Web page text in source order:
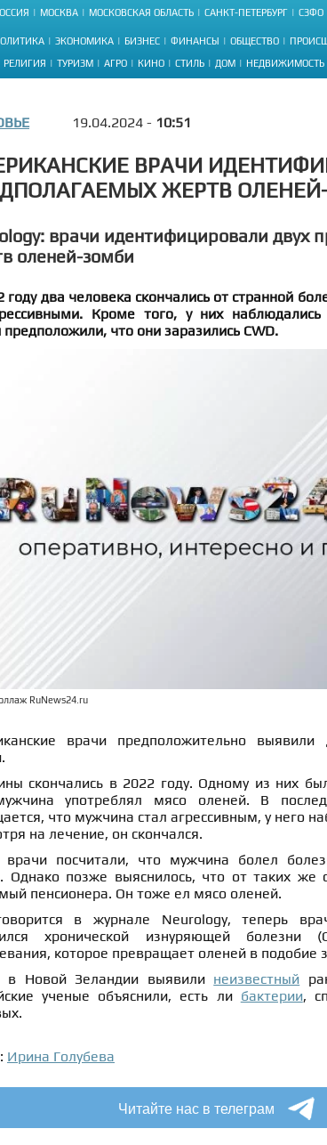
МОСКВА МОСКОВСКАЯ ОБЛАСТЬ САНКТ-ПЕТЕРБУРГ СЗФО
ЭКОНОМИКА БИЗНЕС ФИНАНСЫ ОБЩЕСТВО
РЕЛИГИЯ ТУРИЗМ АГРО КИНО СТИЛЬ ДОМ НЕДВИЖИМОСТЬ
19.04.2024 - 10:51
ВРАЧИ
ЖЕРТВ
врачи идентифицировали двух
оленей-зомби
году два человека скончались от странной
Кроме того, у них
предположили, что они заразились CWD.
RuNews24.ru
врачи предположительно
скончались в 2022 году. Одному из них
употреблял мясо оленей. В
что мужчина стал агрессивным, у него
на лечение, он скончался.
врачи посчитали, что мужчина болел
Однако позже выяснилось, что от таких же
пенсионера. Он тоже ел мясо оленей.
в журнале Neurology, теперь
хронической изнуряющей болезни
которое превращает оленей в подобие
в Новой Зеландии выявили неизвестный
ученые объяснили, есть ли бактерии,
Ирина Голубева
Читайте нас в телеграм